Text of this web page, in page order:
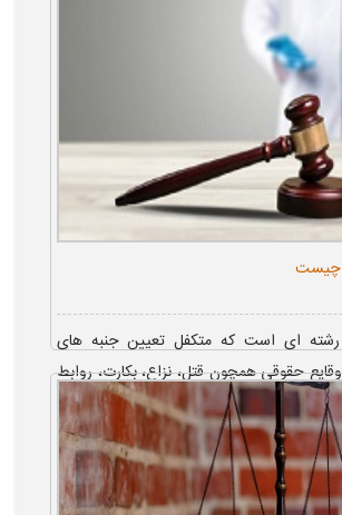
چیست
رشته ای است که متکفل تعیین جنبه های
حقوقی همچون قتل، نزاع، بکارت، روابط
در بر...